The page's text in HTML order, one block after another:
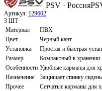
PSV · Россия
Артикул: 129602
3 ШТ
Материал
ПВХ
Цвет
Черный кант
Установка
Простая и быстрая
Размер
Компактный в хранении
Особенности Удобные карманы для
Назначение
Защищает спинку
Прочее
Сетчатые карманы для